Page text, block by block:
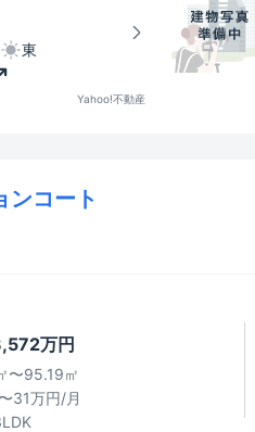
東
Yahoo!不動産
ンコート
万円
〜95.19㎡
31万円/月